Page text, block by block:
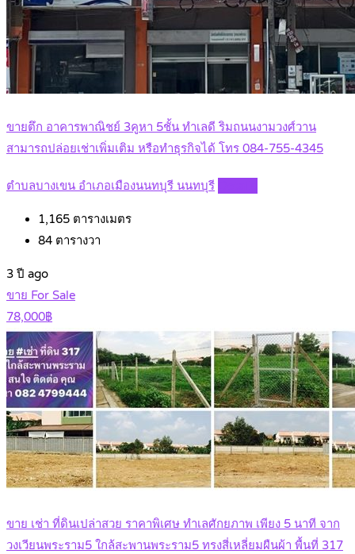
ขายตึก อาคารพาณิชย์ 3คูหา 5ชั้น ทำเลดี ริมถนนงามวงศ์วาน
สามารถปล่อยเช่าเพิ่มเติม หรือทำธุรกิจได้ โทร 084-755-4345
ตำบลบางเขน อำเภอเมืองนนทบุรี นนทบุรี
1,165 ตารางเมตร
84 ตารางวา
3 ปี ago
ขาย For Sale
78,000฿
ขาย เช่า ที่ดินเปล่าสวย ราคาพิเศษ ทําเลศักยภาพ เพียง 5 นาที จาก
วงเวียนพระราม5 ใกล้สะพานพระราม5 ทรงสี่เหลี่ยมผืนผ้า พื้นที่ 317